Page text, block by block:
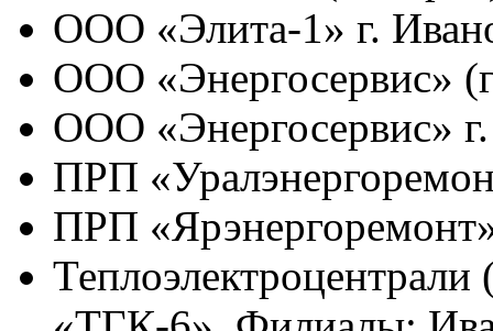
ООО «Элита-1» г.
ООО «Энергосервис»
ООО «Энергосервис»
ПРП
ПРП